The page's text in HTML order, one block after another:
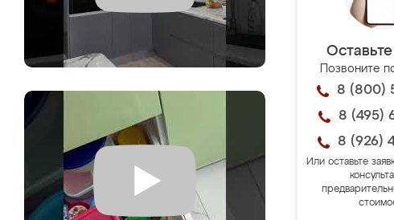
Позвоните
8 (800)
8 (495)
8 (926)
Или оставьте